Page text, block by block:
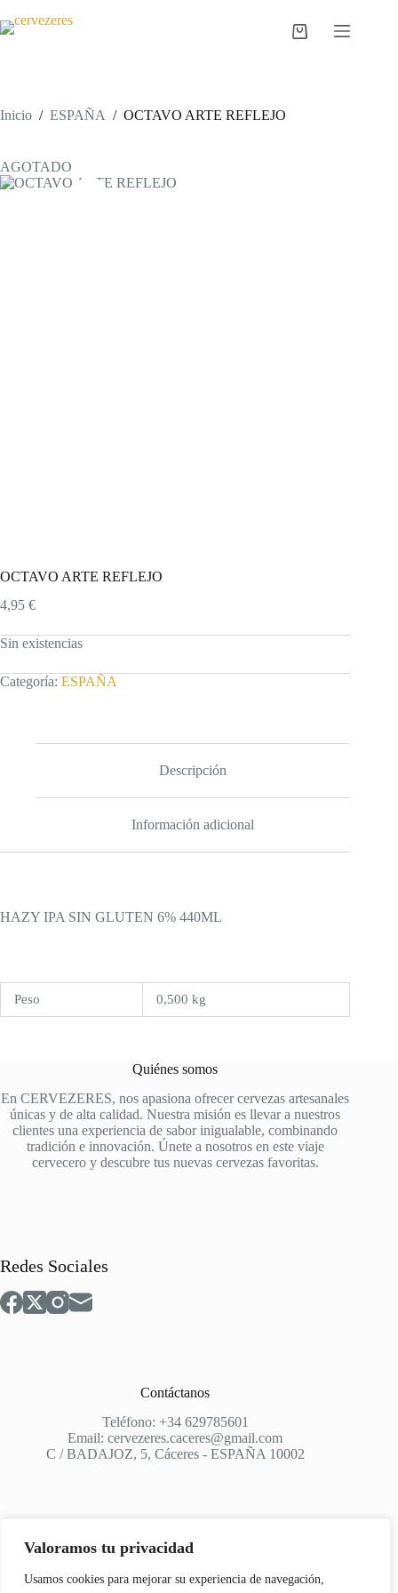
Valoramos tu privacidad
Usamos cookies para mejorar su experiencia de navegación,
al
contenido
Carro
Inicio / ESPAÑA / OCTAVO ARTE REFLEJO
AGOTADO
OCTAVO ARTE REFLEJO
4,95 €
Sin existencias
Categoría: ESPAÑA
Descripción
Información adicional
HAZY IPA SIN GLUTEN 6% 440ML
Peso 0,500 kg
Quiénes somos
En CERVEZERES, nos apasiona ofrecer cervezas artesanales
únicas y de alta calidad. Nuestra misión es llevar a nuestros
clientes una experiencia de sabor inigualable, combinando
tradición e innovación. Únete a nosotros en este viaje
cervecero y descubre tus nuevas cervezas favoritas.
Redes Sociales
Contáctanos
Teléfono: +34 629785601
Email: cervezeres.caceres@gmail.com
C / BADAJOZ, 5, Cáceres - ESPAÑA 10002
Apoyo